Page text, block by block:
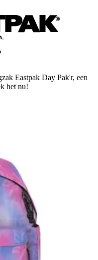
Eastpak Day Pak'r, een
het nu!